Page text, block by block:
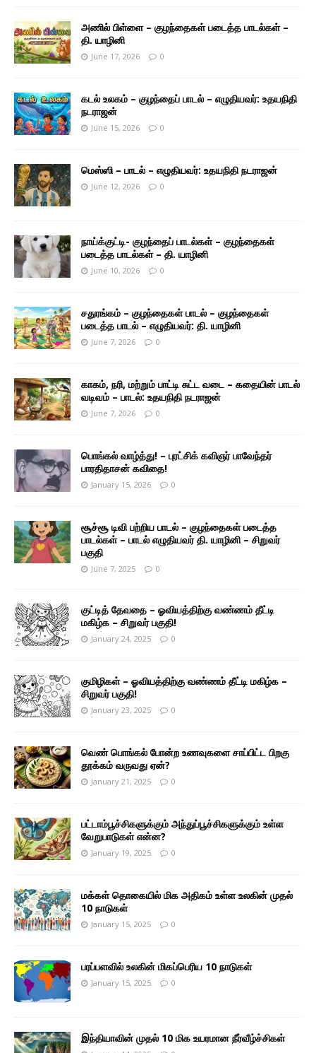
அணில் பிள்ளை – குழந்தைகள் படைத்த பாடல்கள் –
தி. யாழினி
June 17, 2026 0
கடல் உலகம் – குழந்தைப் பாடல் – எழுதியவர்: உதயநிதி
நடராஜன்
June 15, 2026 0
மெஸ்ஸி – பாடல் – எழுதியவர்: உதயநிதி நடராஜன்
June 12, 2026 0
நாய்க்குட்டி- குழந்தைப் பாடல்கள் – குழந்தைகள்
படைத்த பாடல்கள் – தி. யாழினி
June 10, 2026 0
சதுரங்கம் – குழந்தைகள் பாடல் – குழந்தைகள்
படைத்த பாடல் – எழுதியவர்: தி. யாழினி
June 7, 2026 0
காகம், நரி, மற்றும் பாட்டி சுட்ட வடை – கதையின் பாடல்
வடிவம் – பாடல்: உதயநிதி நடராஜன்
June 7, 2026 0
பொங்கல் வாழ்த்து! – புரட்சிக் கவிஞர் பாவேந்தர்
பாரதிதாசன் கவிதை!
January 15, 2026 0
சூச்சூ டிவி பற்றிய பாடல் – குழந்தைகள் படைத்த
பாடல்கள் – பாடல் எழுதியவர் தி. யாழினி – சிறுவர்
பகுதி
June 7, 2025 0
குட்டித் தேவதை – ஓவியத்திற்கு வண்ணம் தீட்டி
மகிழ்க – சிறுவர் பகுதி!
January 24, 2025 0
குமிழிகள் – ஓவியத்திற்கு வண்ணம் தீட்டி மகிழ்க –
சிறுவர் பகுதி!
January 23, 2025 0
வெண் பொங்கல் போன்ற உணவுகளை சாப்பிட்ட பிறகு
தூக்கம் வருவது ஏன்?
January 21, 2025 0
பட்டாம்பூச்சிகளுக்கும் அந்துப்பூச்சிகளுக்கும் உள்ள
வேறுபாடுகள் என்ன?
January 19, 2025 0
மக்கள் தொகையில் மிக அதிகம் உள்ள உலகின் முதல்
10 நாடுகள்
January 15, 2025 0
பரப்பளவில் உலகின் மிகப்பெரிய 10 நாடுகள்
January 15, 2025 0
இந்தியாவின் முதல் 10 மிக உயரமான நீர்வீழ்ச்சிகள்